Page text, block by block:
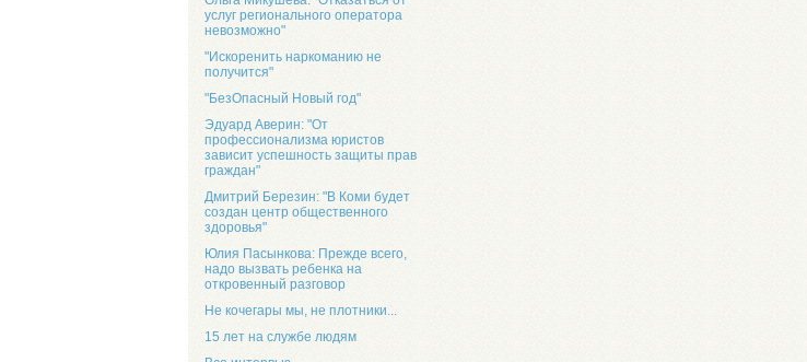
услуг регионального оператора
невозможно"
"Искоренить наркоманию не
получится"
"БезОпасный Новый год"
Эдуард Аверин: "От
профессионализма юристов
зависит успешность защиты прав
граждан"
Дмитрий Березин: "В Коми будет
создан центр общественного
здоровья"
Юлия Пасынкова: Прежде всего,
надо вызвать ребенка на
откровенный разговор
Не кочегары мы, не плотники...
15 лет на службе людям